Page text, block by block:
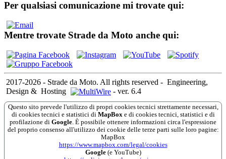
Per qualsiasi comunicazione mi trovate qui:
Mentre trovate Strade da Moto anche qui:
2017-2026 - Strade da Moto. All rights reserved - Engineering,
Design & Hosting - ver. 6.4
Questo sito prevede l'utilizzo di propri cookies tecnici strettamente necessari,
di cookies tecnici e statistici di MapBoxe di cookies tecnici, statistici e di
profilazione di Google. È possibile ottenere informazioni circa l'espressione
del proprio consenso all'utilizzo dei cookie delle terze parti sulle loro pagine:
MapBox
https://www.mapbox.com/legal/cookies
Google(e YouTube)